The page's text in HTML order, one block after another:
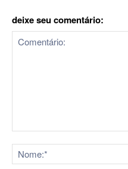
deixe seu comentário: